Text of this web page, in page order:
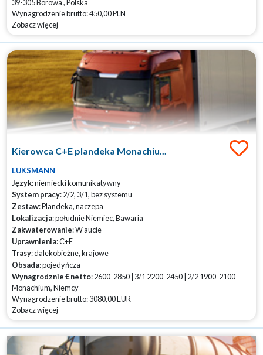
39-305 Borowa , Polska
Wynagrodzenie brutto: 450,00 PLN
Zobacz więcej
Kierowca C+E plandeka Monachiu...
LUKSMANN
Język: niemiecki komunikatywny
System pracy: 2/2, 3/1, bez systemu
Zestaw: Plandeka, naczepa
Lokalizacja: południe Niemiec, Bawaria
Zakwaterowanie: W aucie
Uprawnienia: C+E
Trasy: dalekobieżne, krajowe
Obsada: pojedyńcza
Wynagrodznie € netto: 2600-2850 | 3/1 2200-2450 | 2/2 1900-2100
Monachium, Niemcy
Wynagrodzenie brutto: 3080,00 EUR
Zobacz więcej